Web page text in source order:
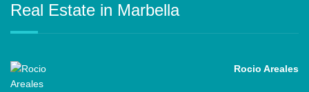
Real Estate in Marbella
Rocio Areales